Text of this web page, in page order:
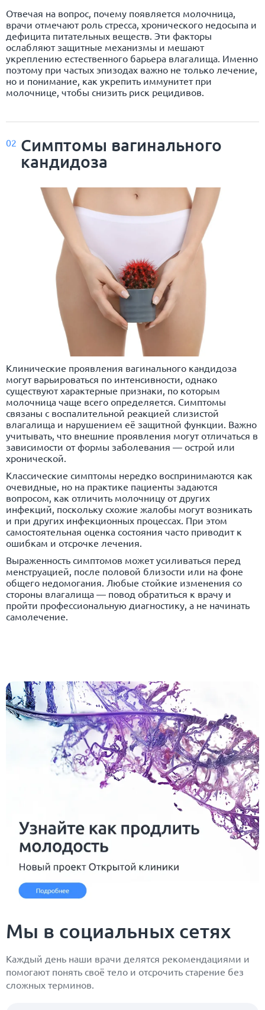
Отвечая на вопрос, почему появляется молочница,
врачи отмечают роль стресса, хронического недосыпа и
дефицита питательных веществ. Эти факторы
ослабляют защитные механизмы и мешают
укреплению естественного барьера влагалища. Именно
поэтому при частых эпизодах важно не только лечение,
но и понимание, как укрепить иммунитет при
молочнице, чтобы снизить риск рецидивов.
02 Симптомы вагинального
кандидоза
Клинические проявления вагинального кандидоза
могут варьироваться по интенсивности, однако
существуют характерные признаки, по которым
молочница чаще всего определяется. Симптомы
связаны с воспалительной реакцией слизистой
влагалища и нарушением её защитной функции. Важно
учитывать, что внешние проявления могут отличаться в
зависимости от формы заболевания — острой или
хронической.
Классические симптомы нередко воспринимаются как
очевидные, но на практике пациенты задаются
вопросом, как отличить молочницу от других
инфекций, поскольку схожие жалобы могут возникать
и при других инфекционных процессах. При этом
самостоятельная оценка состояния часто приводит к
ошибкам и отсрочке лечения.
Выраженность симптомов может усиливаться перед
менструацией, после половой близости или на фоне
общего недомогания. Любые стойкие изменения со
стороны влагалища — повод обратиться к врачу и
пройти профессиональную диагностику, а не начинать
самолечение.
Мы в социальных сетях
Каждый день наши врачи делятся рекомендациями и
помогают понять своё тело и отсрочить старение без
сложных терминов.